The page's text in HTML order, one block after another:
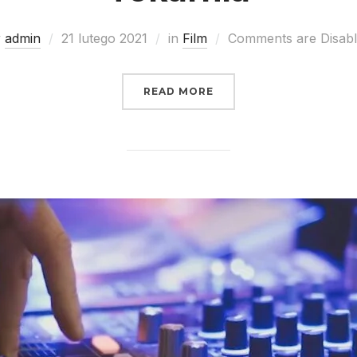
admin 21 lutego 2021 in Film Comments are
READ MORE